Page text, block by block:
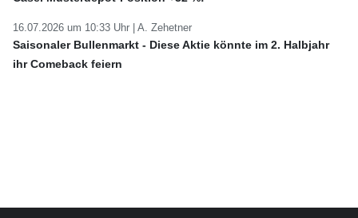
16.07.2026 um 10:33 Uhr | A. Zehetner
Saisonaler Bullenmarkt - Diese Aktie könnte im 2. Halbjahr
ihr Comeback feiern